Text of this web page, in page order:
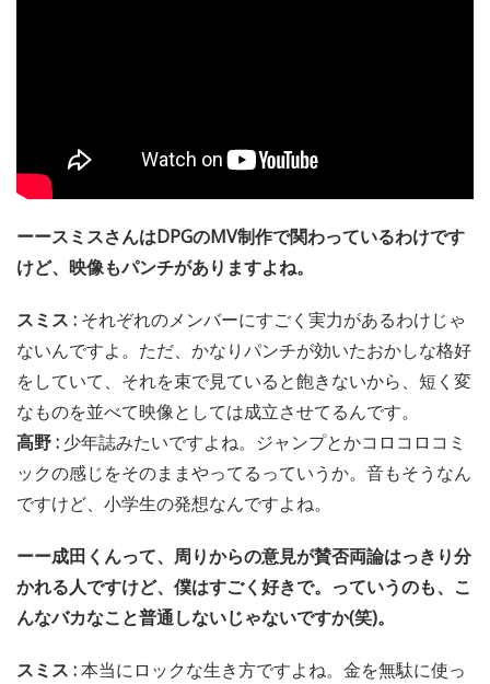
ーースミスさんはDPGのMV制作で関わっているわけです
けど、映像もパンチがありますよね。
スミス : それぞれのメンバーにすごく実力があるわけじゃ
ないんですよ。ただ、かなりパンチが効いたおかしな格好
をしていて、それを束で見ていると飽きないから、短く変
なものを並べて映像としては成立させてるんです。
高野 : 少年誌みたいですよね。ジャンプとかコロコロコミ
ックの感じをそのままやってるっていうか。音もそうなん
ですけど、小学生の発想なんですよね。
ーー成田くんって、周りからの意見が賛否両論はっきり分
かれる人ですけど、僕はすごく好きで。っていうのも、こ
んなバカなこと普通しないじゃないですか(笑)。
スミス :本当にロックな生き方ですよね。金を無駄に使っ